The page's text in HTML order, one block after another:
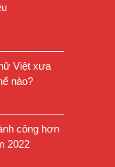
Việt xưa
nào?
công hơn
2022